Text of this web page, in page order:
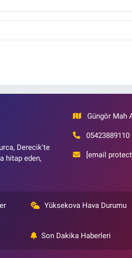
Derecik'te
hitap eden,
Güngör Mah
05423889110
[email
Yüksekova Hava Durumu
Son Dakika Haberleri